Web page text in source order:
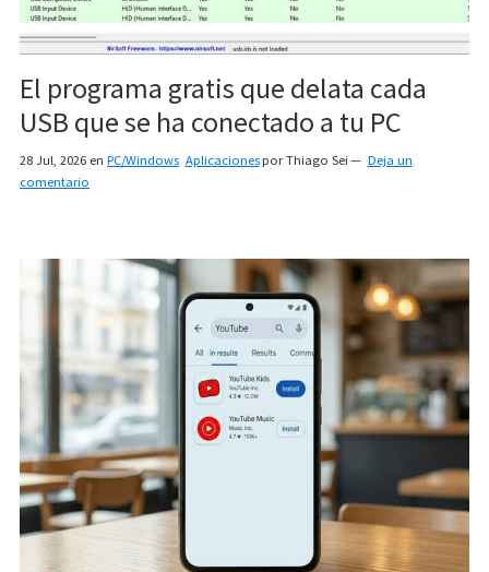
El programa gratis que delata cada
USB que se ha conectado a tu PC
28 Jul, 2026 en PC/Windows AplicacionesporThiago Sei
Deja un
comentario